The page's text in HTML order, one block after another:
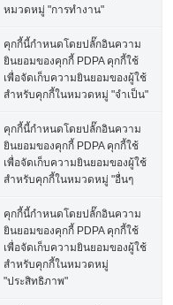
หมวดหมู่ "การทำงาน"
คุกกี้นี้กำหนดโดยปลั๊กอินความ
ยินยอมของคุกกี้ PDPA คุกกี้ใช้
เพื่อจัดเก็บความยินยอมของผู้ใช้
สำหรับคุกกี้ในหมวดหมู่ "จำเป็น"
คุกกี้นี้กำหนดโดยปลั๊กอินความ
ยินยอมของคุกกี้ PDPA คุกกี้ใช้
เพื่อจัดเก็บความยินยอมของผู้ใช้
สำหรับคุกกี้ในหมวดหมู่ "อื่นๆ
คุกกี้นี้กำหนดโดยปลั๊กอินความ
ยินยอมของคุกกี้ PDPA คุกกี้ใช้
เพื่อจัดเก็บความยินยอมของผู้ใช้
สำหรับคุกกี้ในหมวดหมู่
"ประสิทธิภาพ"